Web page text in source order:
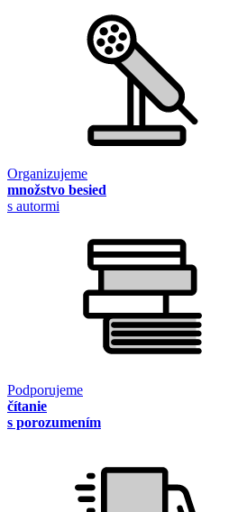
Organizujeme
množstvo besied
s autormi
Podporujeme
čítanie
s porozumením